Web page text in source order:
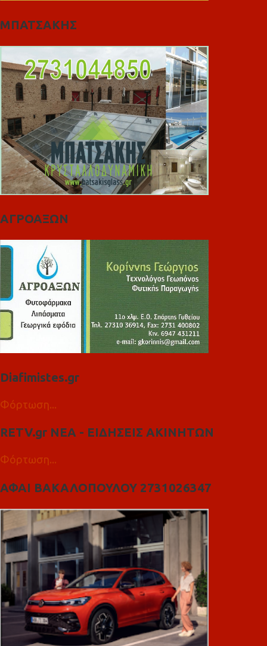
ΜΠΑΤΣΑΚΗΣ
ΑΓΡΟΑΞΩΝ
Diafimistes.gr
Φόρτωση...
RETV.gr ΝΕΑ - ΕΙΔΗΣΕΙΣ ΑΚΙΝΗΤΩΝ
Φόρτωση...
ΑΦΑΙ ΒΑΚΑΛΟΠΟΥΛΟΥ 2731026347